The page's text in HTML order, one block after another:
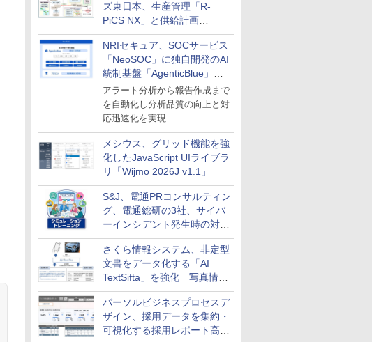
ズ東日本、生産管理「R-
PiCS NX」と供給計画
「scSQUARE ISP」の連携サ
ービスを提供開始
NRIセキュア、SOCサービス
「NeoSOC」に独自開発のAI
統制基盤「AgenticBlue」を
導入
アラート分析から報告作成まで
を自動化し分析品質の向上と対
応迅速化を実現
メシウス、グリッド機能を強
化したJavaScript UIライブラ
リ「Wijmo 2026J v1.1」
S&J、電通PRコンサルティン
グ、電通総研の3社、サイバ
ーインシデント発生時の対応
と危機管理広報を一体的に訓
練するプログラムを提供
さくら情報システム、非定型
文書をデータ化する「AI
TextSifta」を強化 写真情報
のデータ化などに対応
パーソルビジネスプロセスデ
ザイン、採用データを集約・
可視化する採用レポート高速